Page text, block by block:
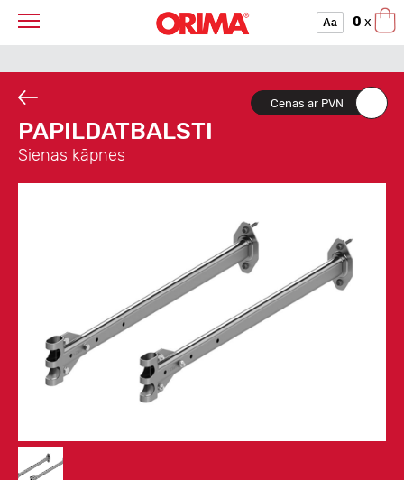
Aa 0 x
PAPILDATBALSTI
Sienas kāpnes
Cenas ar PVN